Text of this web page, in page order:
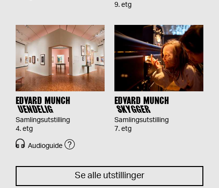
9. etg
EDVARD MUNCH
UENDELIG
Samlingsutstilling
4. etg
Audioguide
EDVARD MUNCH
SKYGGER
Samlingsutstilling
7. etg
Se alle utstillinger